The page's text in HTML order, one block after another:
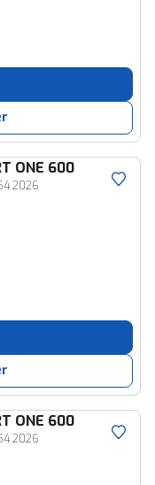
ONE 600
2026
ONE 600
2026